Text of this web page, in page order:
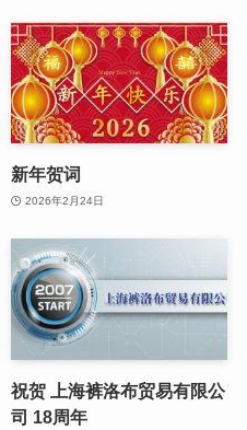
新年贺词
2026年2月24日
祝贺 上海裤洛布贸易有限公
司 18周年